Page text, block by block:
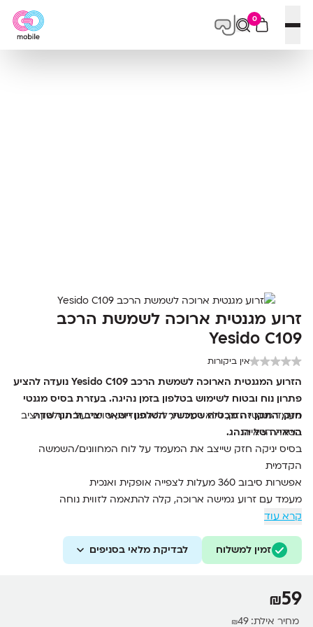
פתח תפריט
0
זרוע מגנטית ארוכה לשמשת הרכב
Yesido C109
אין ביקורות
הזרוע המגנטית הארוכה לשמשת הרכב Yesido C109 נועדה להציע
פתרון נוח ובטוח לשימוש בטלפון בזמן נהיגה. בעזרת בסיס מגנטי
חזק, התקן זה מבטיח שמכשיר הטלפון יישאר יציב ובתוך שדה
הראייה של הנהג.
מעמד מגנטי חזק, ללא רעידות, ללא תנודות, שומר על הטלפון יציב
בשדה הראייה
בסיס יניקה חזק שייצב את המעמד על לוח המחוונים/השמשה
הקדמית
אפשרות סיבוב 360 מעלות לצפייה אופקית ואנכית
מעמד עם זרוע גמישה ארוכה, קלה להתאמה לזווית נוחה
קרא עוד
זמין למשלוח לבדיקת מלאי בסניפים
₪59
מחיר אילת: ₪49